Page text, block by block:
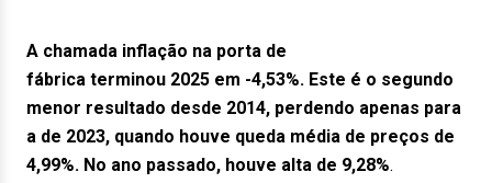
A chamada inflação na porta de
fábrica terminou 2025 em -4,53%. Este é o segundo
menor resultado desde 2014, perdendo apenas para
a de 2023, quando houve queda média de preços de
4,99%. No ano passado, houve alta de 9,28%.